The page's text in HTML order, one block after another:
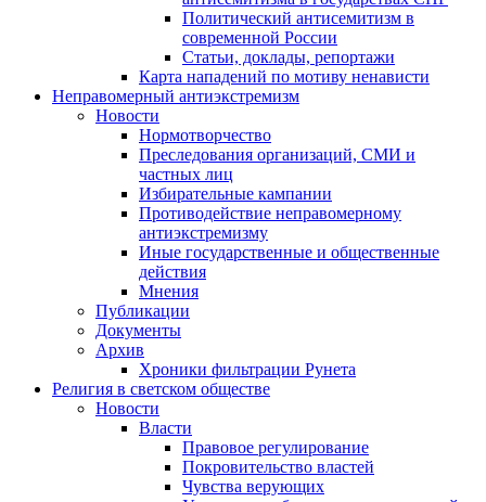
Политический антисемитизм в
современной России
Статьи, доклады, репортажи
Карта нападений по мотиву ненависти
Неправомерный антиэкстремизм
Новости
Нормотворчество
Преследования организаций, СМИ и
частных лиц
Избирательные кампании
Противодействие неправомерному
антиэкстремизму
Иные государственные и общественные
действия
Мнения
Публикации
Документы
Архив
Хроники фильтрации Рунета
Религия в светском обществе
Новости
Власти
Правовое регулирование
Покровительство властей
Чувства верующих